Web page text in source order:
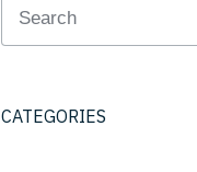
CATEGORIES